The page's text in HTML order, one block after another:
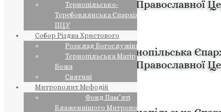
Тернопільсько-
Теребовлянська Єпархія
ПЦУ
Собор Різдва Христового
Розклад Богослужінь
Тернопільська Матір
Божа
Святині
Митрополит Мефодій
Фонд Пам’яті
Блаженнішого Митрополита